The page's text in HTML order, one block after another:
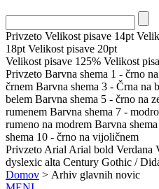
Privzeto Velikost pisave 14pt
18pt Velikost pisave 20pt
Velikost pisave 125% Velikost
Privzeto Barvna shema 1 - črno
črnem Barvna shema 3 - Črna na
belem Barvna shema 5 - črno na
rumenem Barvna shema 7 -
rumeno na modrem Barvna
shema 10 - črno na vijoličnem
Privzeto Arial Arial bold Verdana
dyslexic alta Century Gothic /
Domov > Arhiv glavnih novic